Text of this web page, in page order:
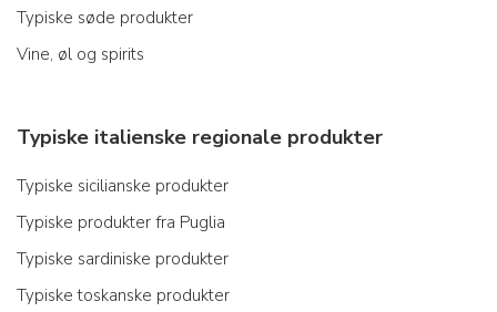
Typiske søde produkter
Vine, øl og spirits
Typiske italienske regionale produkter
Typiske sicilianske produkter
Typiske produkter fra Puglia
Typiske sardiniske produkter
Typiske toskanske produkter